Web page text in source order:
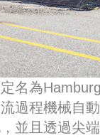
名為
過程機械自
並且透過尖